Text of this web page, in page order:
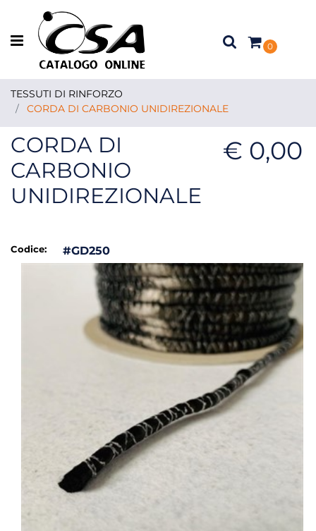
Open menu
0
TESSUTI DI RINFORZO
CORDA DI CARBONIO UNIDIREZIONALE
CORDA DI
CARBONIO
UNIDIREZIONALE
€ 0,00
Codice: #GD250